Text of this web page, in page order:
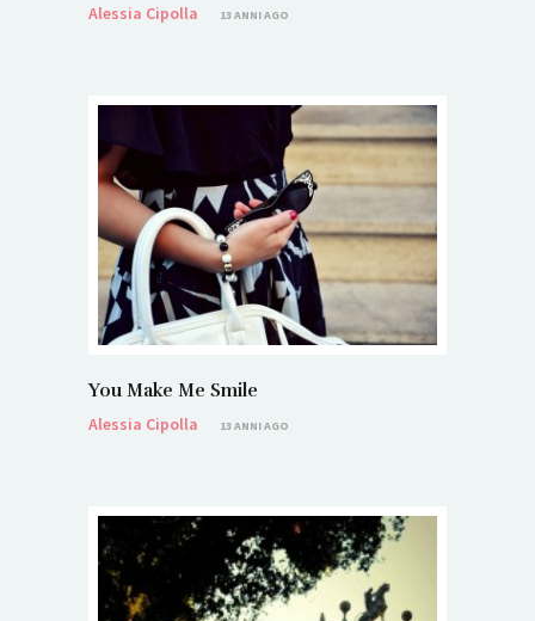
Alessia Cipolla
13 ANNI AGO
You Make Me Smile
Alessia Cipolla
13 ANNI AGO